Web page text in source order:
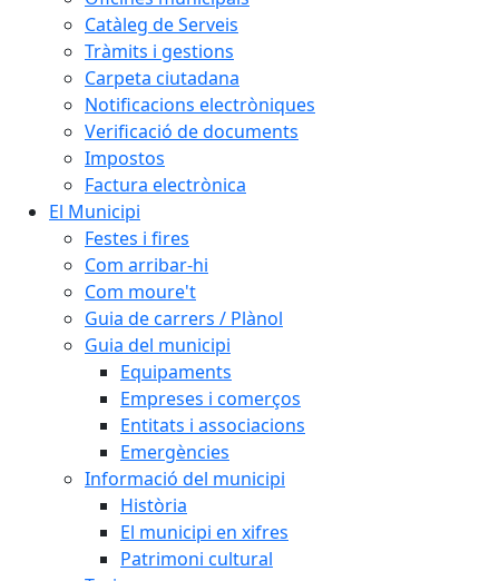
Catàleg de Serveis
Tràmits i gestions
Carpeta ciutadana
Notificacions electròniques
Verificació de documents
Impostos
Factura electrònica
El Municipi
Festes i fires
Com arribar-hi
Com moure't
Guia de carrers / Plànol
Guia del municipi
Equipaments
Empreses i comerços
Entitats i associacions
Emergències
Informació del municipi
Història
El municipi en xifres
Patrimoni cultural